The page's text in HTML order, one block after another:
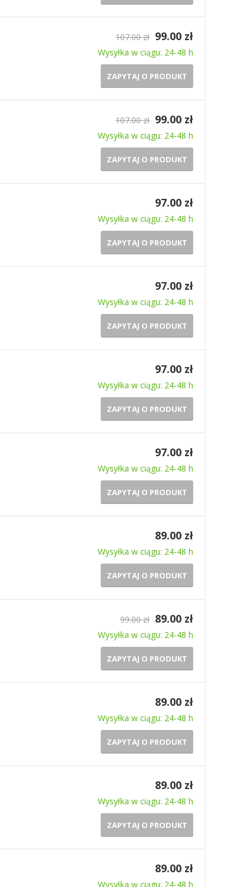
107.00 zł 99.00 zł
Wysyłka w ciągu: 24-48 h
ZAPYTAJ O PRODUKT
107.00 zł 99.00 zł
Wysyłka w ciągu: 24-48 h
ZAPYTAJ O PRODUKT
97.00 zł
Wysyłka w ciągu: 24-48 h
ZAPYTAJ O PRODUKT
97.00 zł
Wysyłka w ciągu: 24-48 h
ZAPYTAJ O PRODUKT
97.00 zł
Wysyłka w ciągu: 24-48 h
ZAPYTAJ O PRODUKT
97.00 zł
Wysyłka w ciągu: 24-48 h
ZAPYTAJ O PRODUKT
89.00 zł
Wysyłka w ciągu: 24-48 h
ZAPYTAJ O PRODUKT
99.00 zł 89.00 zł
Wysyłka w ciągu: 24-48 h
ZAPYTAJ O PRODUKT
89.00 zł
Wysyłka w ciągu: 24-48 h
ZAPYTAJ O PRODUKT
89.00 zł
Wysyłka w ciągu: 24-48 h
ZAPYTAJ O PRODUKT
89.00 zł
Wysyłka w ciągu: 24-48 h